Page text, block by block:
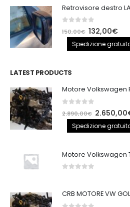
era:
140,00€.
è:
Retrovisore destro
out of 5
150,00€ Il
prezzo
originale
132,00€Il
Spedizione
LATEST PRODUCTS
out of 5
2.890,00€ Il
prezzo
originale
2.890,00€.
2.650,00
Spedizione